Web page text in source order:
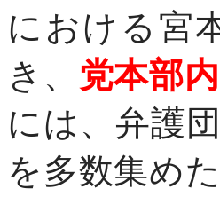
における宮
き、 党本部
には、弁護
を多数集め